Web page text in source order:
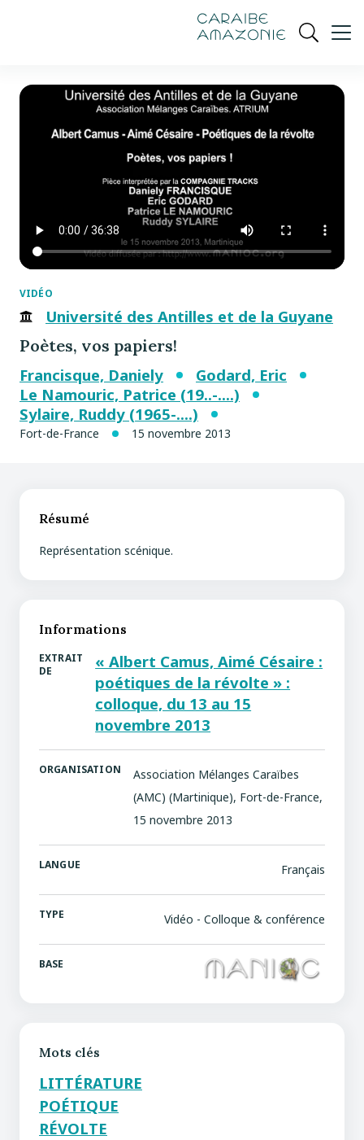
Ouvrir
VIDÉO
Université des Antilles et de la Guyane
Poètes, vos papiers!
Francisque, Daniely
Godard, Eric
Le Namouric, Patrice (19..-....)
Sylaire, Ruddy (1965-....)
Fort-de-France 15 novembre 2013
Résumé
Représentation scénique.
Informations
EXTRAIT
DE
« Albert Camus, Aimé Césaire :
poétiques de la révolte » :
colloque, du 13 au 15
novembre 2013
ORGANISATION
Association Mélanges Caraïbes
(AMC) (Martinique), Fort-de-France,
15 novembre 2013
LANGUE Français
TYPE Vidéo - Colloque & conférence
BASE
Mots clés
LITTÉRATURE
POÉTIQUE
RÉVOLTE